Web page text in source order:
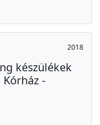
2018
készülékek
Kórház -